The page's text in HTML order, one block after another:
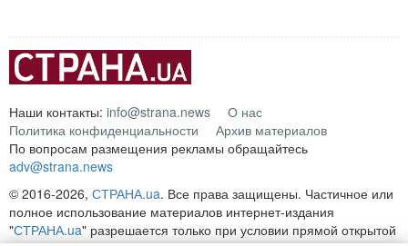
Наши контакты: info@strana.news
О нас
Политика конфиденциальности
Архив материалов
По вопросам размещения рекламы обращайтесь
adv@strana.news
© 2016-2026, СТРАНА.ua. Все права защищены. Частичное или
полное использование материалов интернет-издания
"СТРАНА.ua" разрешается только при условии прямой открытой